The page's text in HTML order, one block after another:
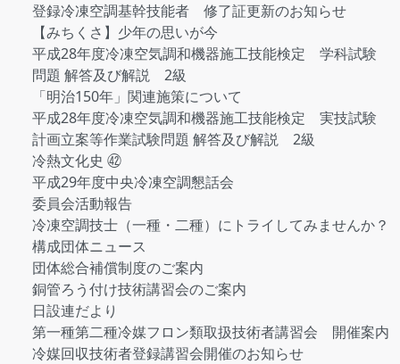
登録冷凍空調基幹技能者 修了証更新のお知らせ
【みちくさ】少年の思いが今
平成28年度冷凍空気調和機器施工技能検定 学科試験
問題 解答及び解説 2級
「明治150年」関連施策について
平成28年度冷凍空気調和機器施工技能検定 実技試験
計画立案等作業試験問題 解答及び解説 2級
冷熱文化史 ㊷
平成29年度中央冷凍空調懇話会
委員会活動報告
冷凍空調技士（一種・二種）にトライしてみませんか？
構成団体ニュース
団体総合補償制度のご案内
銅管ろう付け技術講習会のご案内
日設連だより
第一種第二種冷媒フロン類取扱技術者講習会 開催案内
冷媒回収技術者登録講習会開催のお知らせ